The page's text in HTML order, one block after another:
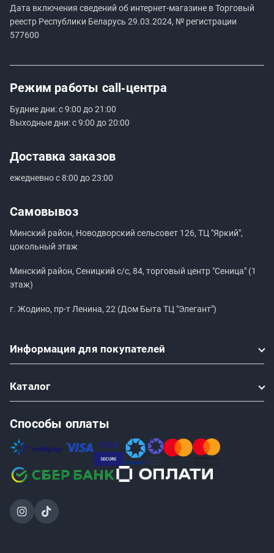
Дата включения сведений об интернет-магазине в Торговый
реестр Республики Беларусь 29.03.2024, № регистрации
577600
Режим работы call‑центра
Будние дни: с 9:00 до 21:00
Выходные дни: с 9:00 до 20:00
Доставка заказов
ежедневно с 8:00 до 23:00
Самовывоз
Минский район, Новодворский сельсовет 126, ТЦ "Яркий",
цокольный этаж
Минский район, Сеницкий с/с, 84, торговый центр "Сеница" (1
этаж)
г. Жодино, пр-т Ленина, 22 (Дом Быта ТЦ "Элегант")
Информация для покупателей
Каталог
Способы оплаты